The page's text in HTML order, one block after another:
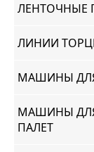
ЛЕНТОЧНЫЕ
ЛИНИИ
МАШИНЫ
МАШИНЫ
ПАЛЕТ